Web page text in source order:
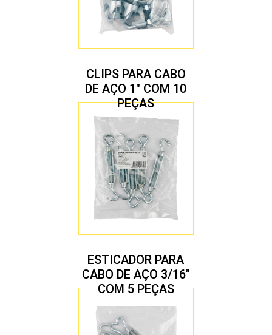
CLIPS PARA CABO
DE AÇO 1″ COM 10
PEÇAS
ESTICADOR PARA
CABO DE AÇO 3/16″
COM 5 PEÇAS